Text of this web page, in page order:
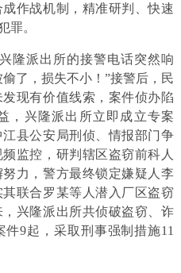
作战机制，精准研判、快速
罪。
隆派出所的接警电话突然响
了，损失不小！”接警后，民
现有价值线索，案件侦办陷
，兴隆派出所立即成立专案
县公安局刑侦、情报部门争
监控，研判辖区盗窃前科人
力，警方最终锁定嫌疑人李
联合罗某等人潜入厂区盗窃
兴隆派出所共侦破盗窃、诈
9起，采取刑事强制措施11